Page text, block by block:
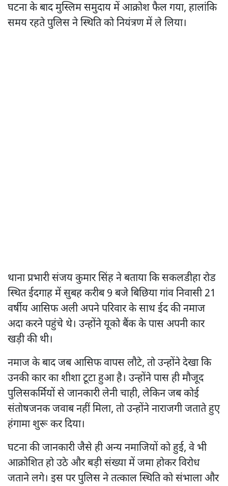
घटना के बाद मुस्लिम समुदाय में आक्रोश फैल गया, हालांकि
समय रहते पुलिस ने स्थिति को नियंत्रण में ले लिया।
थाना प्रभारी संजय कुमार सिंह ने बताया कि सकलडीहा रोड
स्थित ईदगाह में सुबह करीब 9 बजे बिछिया गांव निवासी 21
वर्षीय आसिफ अली अपने परिवार के साथ ईद की नमाज
अदा करने पहुंचे थे। उन्होंने यूको बैंक के पास अपनी कार
खड़ी की थी।
नमाज के बाद जब आसिफ वापस लौटे, तो उन्होंने देखा कि
उनकी कार का शीशा टूटा हुआ है। उन्होंने पास ही मौजूद
पुलिसकर्मियों से जानकारी लेनी चाही, लेकिन जब कोई
संतोषजनक जवाब नहीं मिला, तो उन्होंने नाराजगी जताते हुए
हंगामा शुरू कर दिया।
घटना की जानकारी जैसे ही अन्य नमाजियों को हुई, वे भी
आक्रोशित हो उठे और बड़ी संख्या में जमा होकर विरोध
जताने लगे। इस पर पुलिस ने तत्काल स्थिति को संभाला और